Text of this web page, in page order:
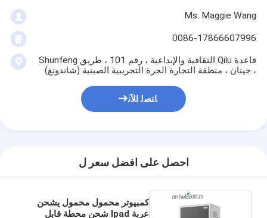
Ms. Maggie Wang
0086-17866607996
قاعدة Qilu الثقافية والإبداعية ، رقم 101 ، طريق Shunfeng
، جينان ، منطقة التجارة الحرة التجريبية الصينية (شاندونغ)
ﺎﺘﺼﻟ ﺍﻶﻧ
احصل على افضل سعر ل
كمبيوتر محمول محمول يشحن
عربة Ipad شحن محطة قابل